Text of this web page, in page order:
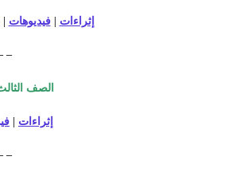
إثراءات |فيديوهات |
–
الصف
إثراءات
–